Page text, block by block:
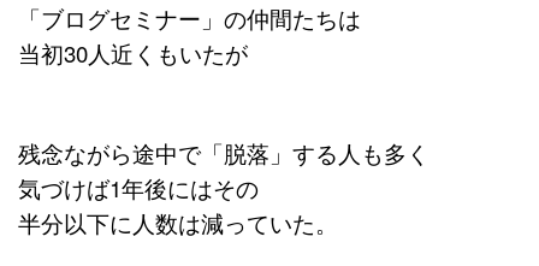
「ブログセミナー」の仲間たちは
当初30人近くもいたが
残念ながら途中で「脱落」する人も多く
気づけば1年後にはその
半分以下に人数は減っていた。